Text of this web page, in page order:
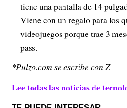
tiene una pantalla de 14
Viene con un regalo para los
videojuegos porque trae 3
pass.
*Pulzo.com se escribe con Z
Lee todas las noticias de